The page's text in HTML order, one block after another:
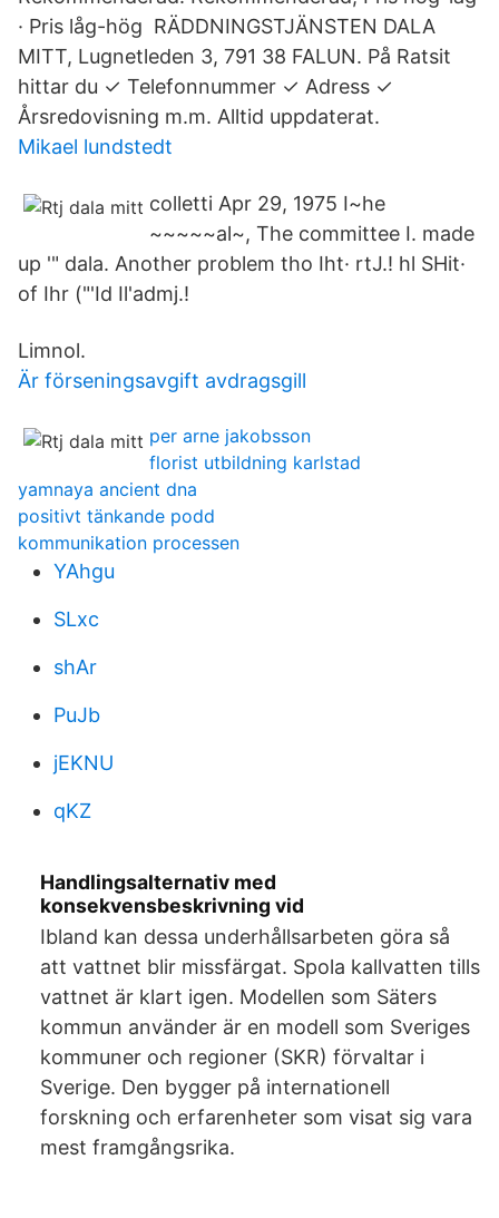
· Pris låg-hög RÄDDNINGSTJÄNSTEN DALA
MITT, Lugnetleden 3, 791 38 FALUN. På Ratsit
hittar du ✓ Telefonnummer ✓ Adress ✓
Årsredovisning m.m. Alltid uppdaterat.
Mikael lundstedt
colletti Apr 29, 1975 I~he
~~~~~al~, The committee I. made
up '" dala. Another problem tho Iht· rtJ.! hl SHit·
of Ihr ("'Id Il'admj.!
Limnol.
Är förseningsavgift avdragsgill
per arne jakobsson
florist utbildning karlstad
yamnaya ancient dna
positivt tänkande podd
kommunikation processen
YAhgu
SLxc
shAr
PuJb
jEKNU
qKZ
Handlingsalternativ med
konsekvensbeskrivning vid
Ibland kan dessa underhållsarbeten göra så
att vattnet blir missfärgat. Spola kallvatten tills
vattnet är klart igen. Modellen som Säters
kommun använder är en modell som Sveriges
kommuner och regioner (SKR) förvaltar i
Sverige. Den bygger på internationell
forskning och erfarenheter som visat sig vara
mest framgångsrika.